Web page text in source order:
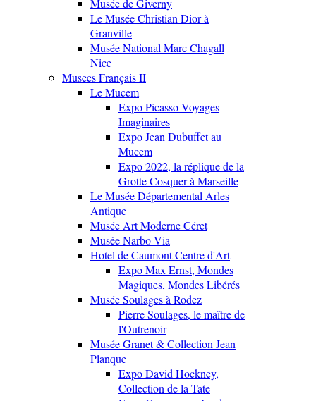
Musée de Giverny
Le Musée Christian Dior à
Granville
Musée National Marc Chagall
Nice
Musees Français II
Le Mucem
Expo Picasso Voyages
Imaginaires
Expo Jean Dubuffet au
Mucem
Expo 2022, la réplique de la
Grotte Cosquer à Marseille
Le Musée Départemental Arles
Antique
Musée Art Moderne Céret
Musée Narbo Via
Hotel de Caumont Centre d'Art
Expo Max Ernst, Mondes
Magiques, Mondes Libérés
Musée Soulages à Rodez
Pierre Soulages, le maître de
l'Outrenoir
Musée Granet & Collection Jean
Planque
Expo David Hockney,
Collection de la Tate